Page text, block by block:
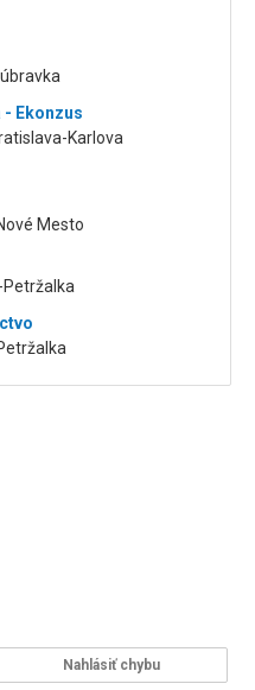
- Ekonzus
Karlova
Mesto
Petržalka
Nahlásiť chybu